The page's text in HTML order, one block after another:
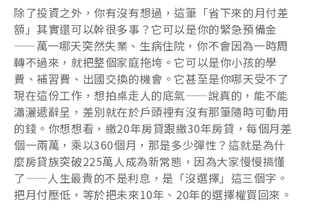
除了投資之外，你有沒有想過，這筆「省下來的月付差
額」其實還可以幹很多事？它可以是你的緊急預備金
——萬一哪天突然失業、生病住院，你不會因為一時周
轉不過來，就把整個家庭拖垮。它可以是你小孩的學
費、補習費、出國交換的機會。它甚至是你哪天受不了
現在這份工作，想拍桌走人的底氣——說真的，能不能
瀟灑遞辭呈，差別就在於戶頭裡有沒有那筆隨時可動用
的錢。你想想看，繳20年房貸跟繳30年房貸，每個月差
個一兩萬，乘以360個月，那是多少彈性？這就是為什
麼房貸族突破225萬人成為新常態，因為大家慢慢搞懂
了——人生最貴的不是利息，是「沒選擇」這三個字。
把月付壓低，等於把未來10年、20年的選擇權買回來。